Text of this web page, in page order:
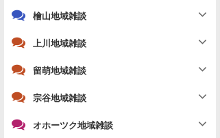
檜山地域雑談
上川地域雑談
留萌地域雑談
宗谷地域雑談
オホーツク地域雑談